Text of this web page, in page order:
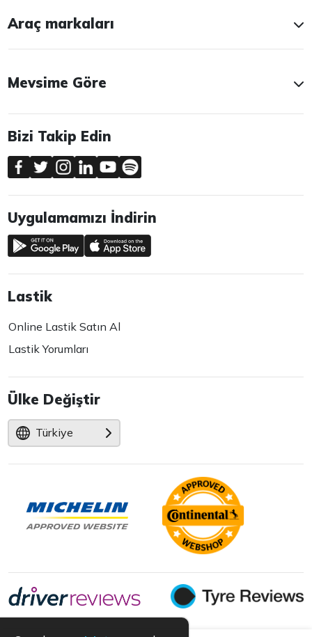
Araç markaları
Mevsime Göre
Bizi Takip Edin
Uygulamamızı İndirin
Lastik
Online Lastik Satın Al
Lastik Yorumları
Ülke Değiştir
Türkiye